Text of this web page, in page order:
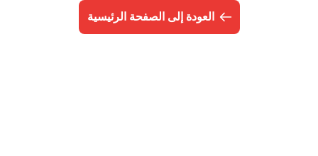
العودة إلى الصفحة الرئيسية